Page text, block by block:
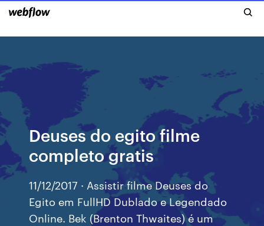
Deuses do egito filme
completo gratis
11/12/2017 · Assistir filme Deuses do
Egito em FullHD Dublado e Legendado
Online. Bek (Brenton Thwaites) é um